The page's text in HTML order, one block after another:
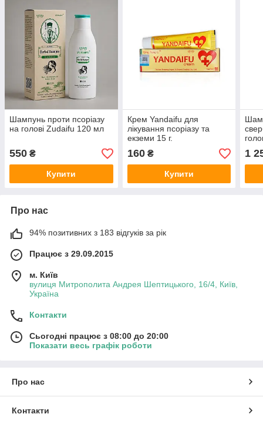
Шампунь проти псоріазу
на голові Zudaifu 120 мл
550 ₴
Купити
Крем Yandaifu для
лікування псоріазу та
екземи 15 г.
160₴
Купити
1
Про нас
94% позитивних з 183 відгуків за рік
Працює з 29.09.2015
м. Київ
вулиця Митрополита Андрея Шептицького, 16/4, Київ,
Україна
Контакти
Сьогодні працює з 08:00 до 20:00
Показати весь графік роботи
Про нас
Контакти